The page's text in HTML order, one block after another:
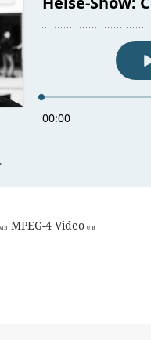
MPEG-4 Video 0 B